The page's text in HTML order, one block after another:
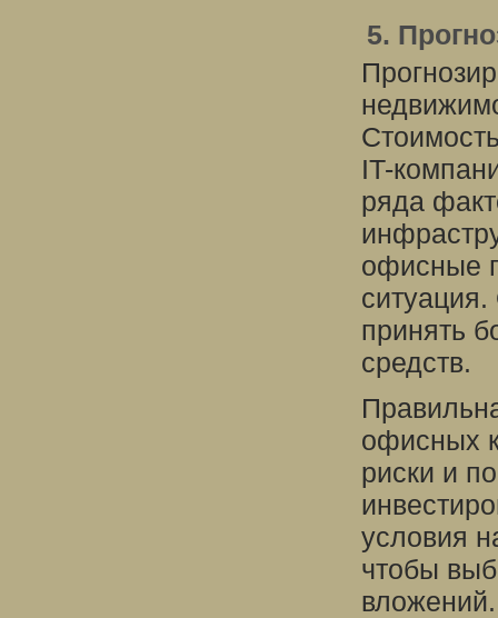
5.
IT-
ряда
офисные
принять
средств.
офисных
риски и
условия
чтобы
вложений.